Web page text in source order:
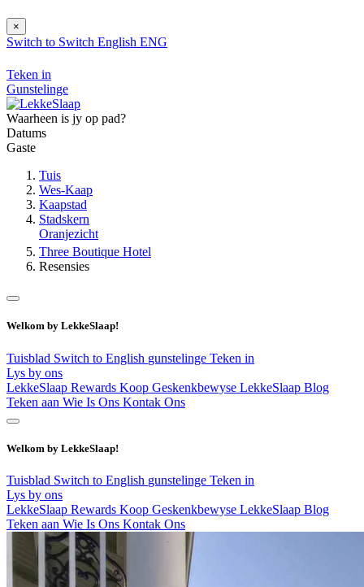
×
Switch to Switch English ENG
Teken in
Gunstelinge
Waarheen is jy op pad?
Datums
Gaste
Tuis
Wes-Kaap
Kaapstad
Stadskern
Oranjezicht
Three Boutique Hotel
Resensies
Welkom by LekkeSlaap!
Tuisblad Switch to English gunstelinge Teken in
Lys by ons
LekkeSlaap Rewards Koop Geskenkbewyse LekkeSlaap Blog
Teken aan Wie Is Ons Kontak Ons
Welkom by LekkeSlaap!
Tuisblad Switch to English gunstelinge Teken in
Lys by ons
LekkeSlaap Rewards Koop Geskenkbewyse LekkeSlaap Blog
Teken aan Wie Is Ons Kontak Ons